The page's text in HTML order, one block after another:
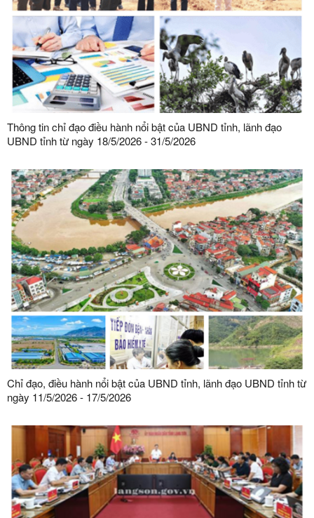
Thông tin chỉ đạo điều hành nổi bật của UBND tỉnh, lãnh đạo
UBND tỉnh từ ngày 18/5/2026 - 31/5/2026
Chỉ đạo, điều hành nổi bật của UBND tỉnh, lãnh đạo UBND tỉnh từ
ngày 11/5/2026 - 17/5/2026